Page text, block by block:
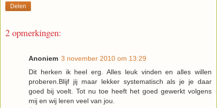
Delen
2 opmerkingen:
Anoniem 3 november 2010 om 13:29
Dit herken ik heel erg. Alles leuk vinden en alles willen
proberen.Blijf jij maar lekker systematisch als je je daar
goed bij voelt. Tot nu toe heeft het goed gewerkt volgens
mij en wij leren veel van jou.